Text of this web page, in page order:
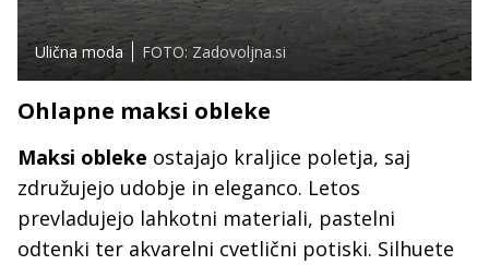
Ulična moda FOTO: Zadovoljna.si
Ohlapne maksi obleke
Maksi obleke ostajajo kraljice poletja, saj
združujejo udobje in eleganco. Letos
prevladujejo lahkotni materiali, pastelni
odtenki ter akvarelni cvetlični potiski. Silhuete